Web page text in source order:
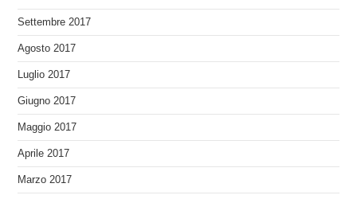
Settembre 2017
Agosto 2017
Luglio 2017
Giugno 2017
Maggio 2017
Aprile 2017
Marzo 2017